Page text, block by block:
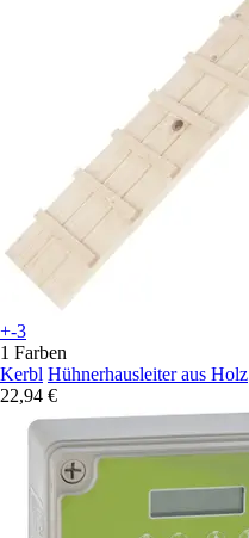
+-3
1 Farben
Kerbl Hühnerhausleiter aus Holz
22,94 €